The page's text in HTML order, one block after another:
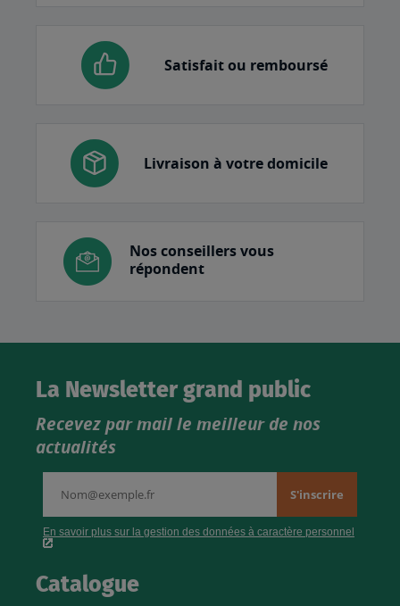
Satisfait ou remboursé
Livraison à votre domicile
Nos conseillers vous
répondent
La Newsletter grand public
Recevez par mail le meilleur de nos
actualités
Catalogue